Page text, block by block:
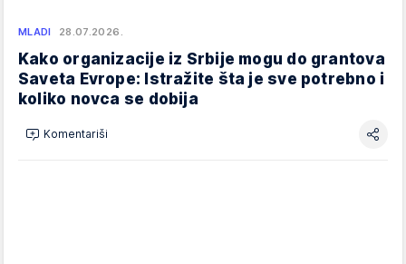
MLADI 28.07.2026.
Kako organizacije iz Srbije mogu do grantova
Saveta Evrope: Istražite šta je sve potrebno i
koliko novca se dobija
Komentariši